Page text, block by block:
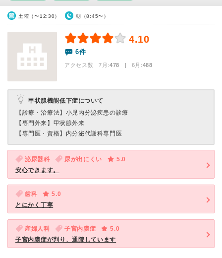
土曜（〜12:30） 朝（8:45〜）
4.10
6件
アクセス数 7月:478 | 6月:488
甲状腺機能低下症について
【診療・治療法】 小児内分泌疾患の診療
【専門外来】 甲状腺外来
【専門医・資格】 内分泌代謝科専門医
泌尿器科 尿が出にくい
5.0
安心できます。
歯科
5.0
とにかく丁寧
産婦人科 子宮内膜症
5.0
子宮内膜症が判り、通院しています